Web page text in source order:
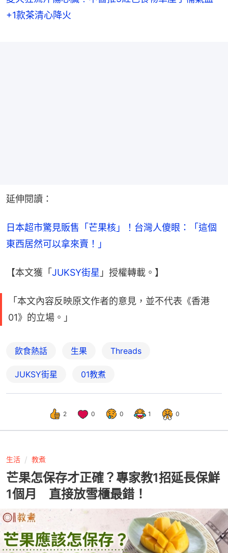
+1款茶清心降火
延伸閱讀：
日本超市驚見販售「芒果核」！台灣人傻眼：「這個
東西居然可以拿來賣！」
【本文獲「JUKSY街星 」授權轉載。】
「本文內容反映原文作者的意見，並不代表《香港
01》的立場。」
飲食熱話 生果 Threads
JUKSY街星 01教煮
2 0 0 1 0
生活 教煮
芒果怎保存才正確？專家教1招延長保鮮
1個月 直接放雪櫃最錯！